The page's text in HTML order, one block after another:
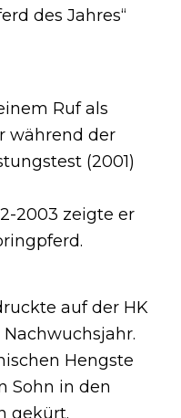
des Jahres“
Ruf als
während der
(2001)
2003 zeigte er
auf der HK
Hengste
Sohn in den
gekürt.